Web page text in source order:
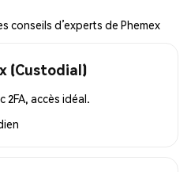
conseils d’experts de Phemex
(Custodial)
accès idéal.